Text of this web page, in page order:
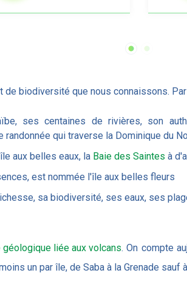
biodiversité que nous connaissons.
ses centaines de rivières, son
randonnée qui traverse la Dominique du
aux belles eaux, la Baie des Saintes à
est nommée l'île aux belles fleurs
sa biodiversité, ses eaux, ses
liée aux volcans. On compte
un par île, de Saba à la Grenade sauf